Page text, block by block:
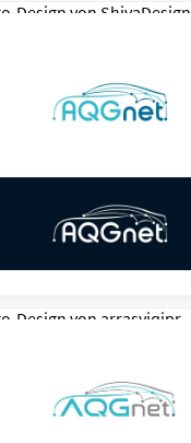
Design von ShivaDesign
Design von arrasyiqjpr